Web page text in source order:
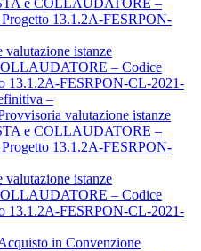
e COLLAUDATORE –
13.1.2A-FESRPON-
valutazione istanze
– Codice
13.1.2A-FESRPON-CL-2021-
–
valutazione istanze
e COLLAUDATORE –
13.1.2A-FESRPON-
valutazione istanze
– Codice
13.1.2A-FESRPON-CL-2021-
in Convenzione